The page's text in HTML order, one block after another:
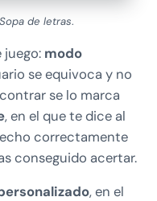
Sopa de letras.
juego: modo
se equivoca y no
se lo marca
, en el que te dice al
correctamente
conseguido acertar.
, en el